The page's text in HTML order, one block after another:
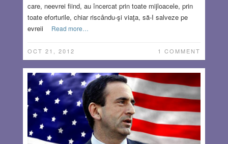
care, neevrei fiind, au încercat prin toate mijloacele, prin
toate eforturile, chiar riscându-şi viaţa, să-I salveze pe
evreii
Read more…
OCT 21, 2012 1 COMMENT